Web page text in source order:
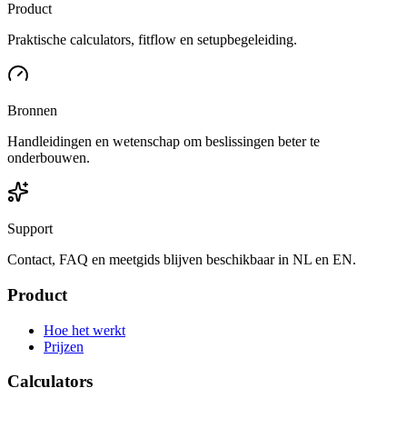
Product
Praktische calculators, fitflow en setupbegeleiding.
Bronnen
Handleidingen en wetenschap om beslissingen beter te
onderbouwen.
Support
Contact, FAQ en meetgids blijven beschikbaar in NL en EN.
Product
Hoe het werkt
Prijzen
Calculators